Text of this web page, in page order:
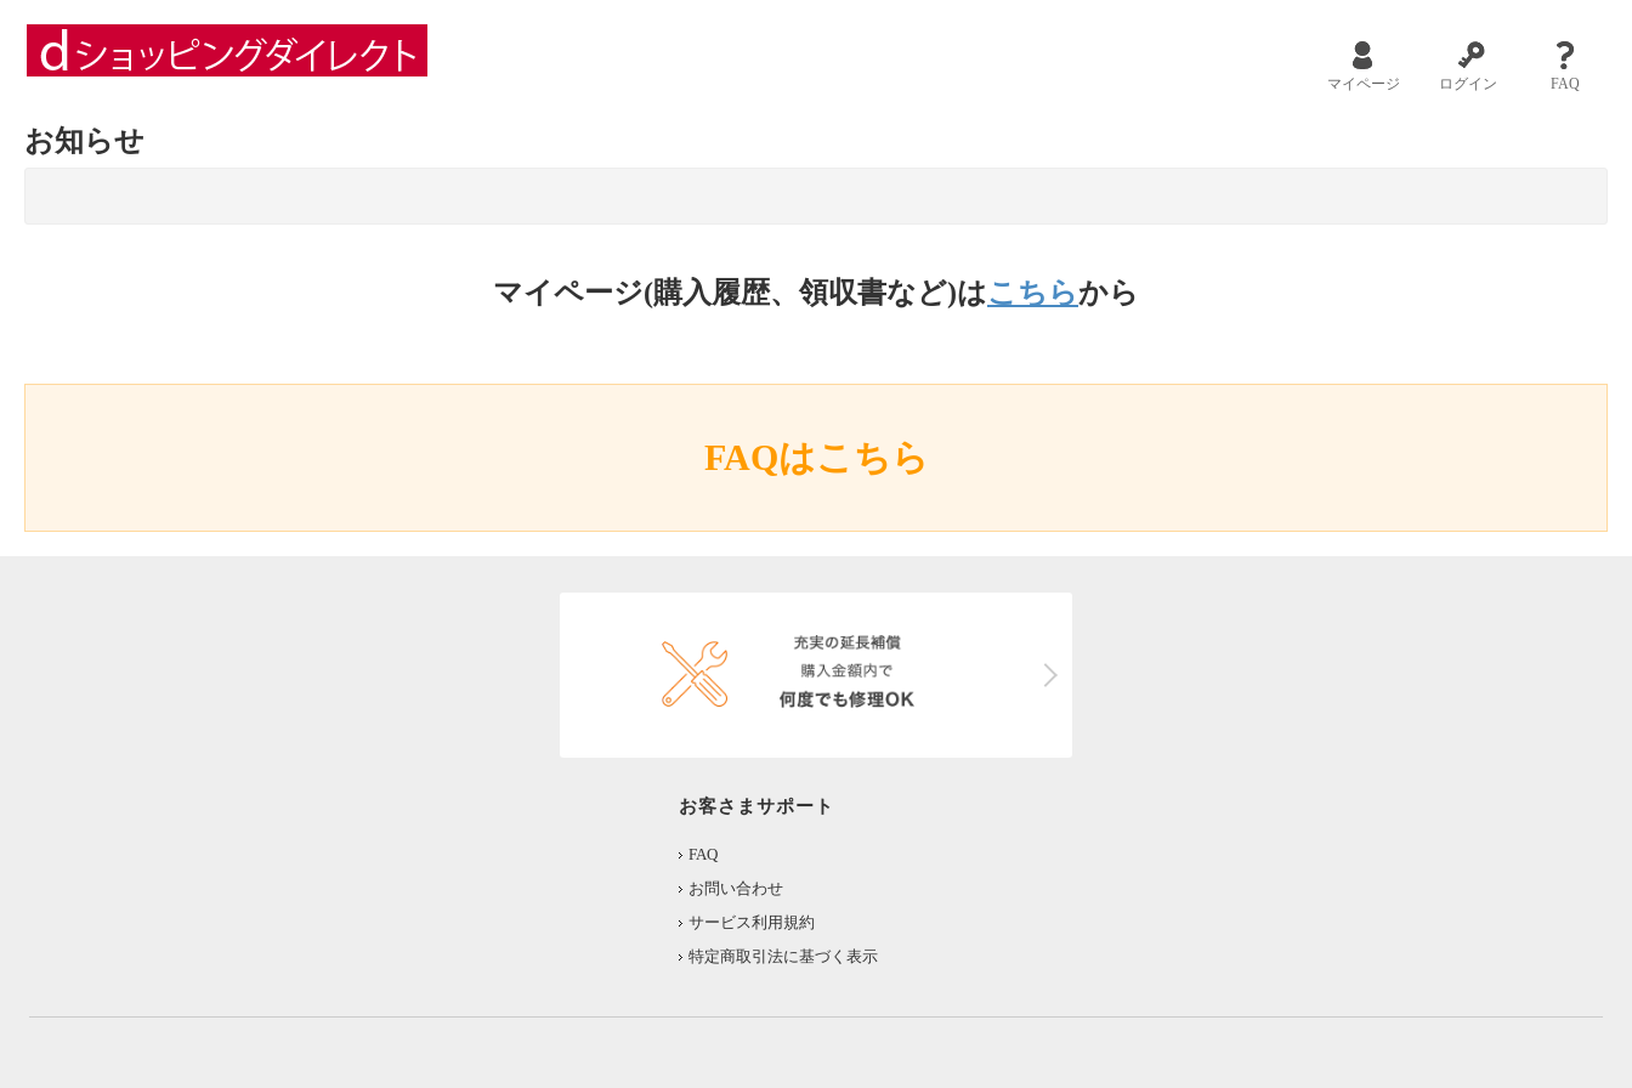
マイページ ログイン FAQ
お知らせ
マイページ(購入履歴、領収書など)はこちらから
FAQはこちら
お客さまサポート
FAQ
お問い合わせ
サービス利用規約
特定商取引法に基づく表示